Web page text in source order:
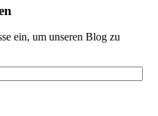
ein, um unseren Blog zu